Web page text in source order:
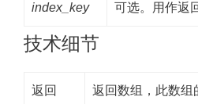
index_key 可选。用作返
技术细节
返回
返回数组，此数组